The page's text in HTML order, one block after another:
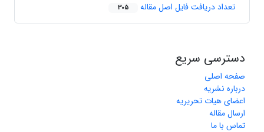
تعداد دریافت فایل اصل مقاله 305
دسترسی سریع
صفحه اصلی
درباره نشریه
اعضای هیات تحریریه
ارسال مقاله
تماس با ما